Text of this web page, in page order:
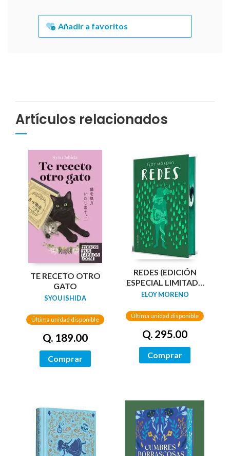
Añadir a favoritos
Artículos relacionados
TE RECETO OTRO
GATO
SYOU ISHIDA
Última unidad disponible
Q. 189.00
Comprar
REDES (EDICIÓN
ESPECIAL LIMITADA
GUARDAS DRAGÓN)
ELOY MORENO
Última unidad disponible
Q. 295.00
Comprar